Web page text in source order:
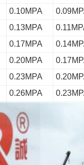
0.10MPA
0.13MPA
0.17MPA
0.20MPA
0.23MPA
0.26MPA